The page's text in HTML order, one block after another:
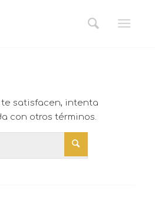
satisfacen, intenta
con otros términos.